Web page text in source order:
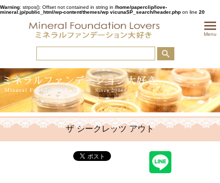
Warning: strpos(): Offset not contained in string in /home/paperclip/love-
mineral.jp/public_html/wp-content/themes/wp vicunaSP_search/header.php on line 20
Menu
ザ シークレッツ アウト